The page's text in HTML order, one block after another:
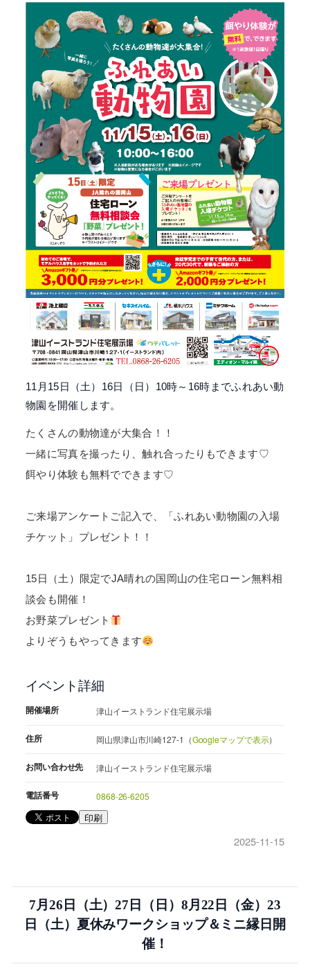
11月15日（土）16日（日）10時～16時までふれあい動
物園を開催します。
たくさんの動物達が大集合！！
一緒に写真を撮ったり、触れ合ったりもできます♡
餌やり体験も無料でできます♡
ご来場アンケートご記入で、「ふれあい動物園の入場
チケット」プレゼント！！
15日（土）限定でJA晴れの国岡山の住宅ローン無料相
談会も開催！
お野菜プレゼント
よりぞうもやってきます
イベント詳細
開催場所 津山イーストランド住宅展示場
住所 岡山県津山市川崎127-1（Googleマップで表示）
お問い合わせ先 津山イーストランド住宅展示場
電話番号 0868-26-6205
印刷
2025-11-15
7月26日（土）27日（日）8月22日（金）23
日（土）夏休みワークショップ＆ミニ縁日開
催！